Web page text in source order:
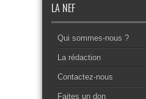
LA NEF
Qui sommes-nous ?
La rédaction
Contactez-nous
Faites un don